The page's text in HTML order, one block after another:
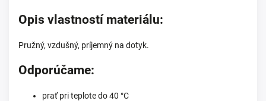
Opis vlastností materiálu:
Pružný, vzdušný, príjemný na dotyk.
Odporúčame:
prať pri teplote do 40 °C